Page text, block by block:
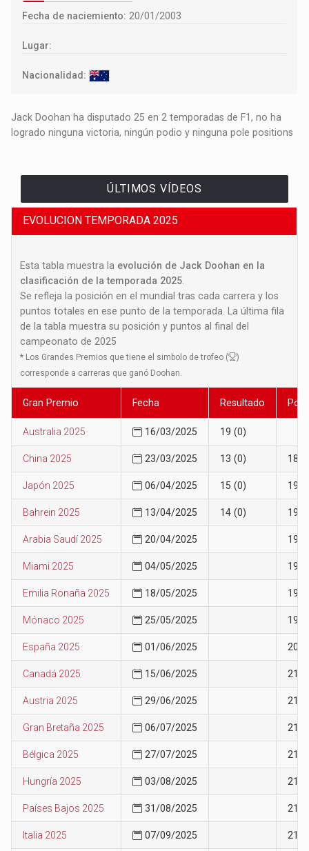
Fecha de naciemiento: 20/01/2003
Lugar:
Nacionalidad:
Jack Doohan ha disputado 25 en 2 temporadas de F1, no ha
logrado ninguna victoria, ningún podio y ninguna pole positions
ÚLTIMOS VÍDEOS
EVOLUCION TEMPORADA 2025
Esta tabla muestra la evolución de Jack Doohan en la
clasificación de la temporada 2025
Se refleja la posición en el mundial tras cada carrera y los
puntos totales en ese punto de la temporada. La última fila
de la tabla muestra su posición y puntos al final del
campeonato de 2025
* Los Grandes Premios que tiene el simbolo de trofeo (
)
corresponde a carreras que ganó Doohan.
Gran Premio Fecha Resultado
Australia 2025 16/03/2025 19 (0)
China 2025 23/03/2025 13 (0) 18
Japón 2025 06/04/2025 15 (0) 19
Bahrein 2025 13/04/2025 14 (0) 19
Arabia Saudí 2025 20/04/2025 19
Miami 2025 04/05/2025 19
Emilia Ronaña 2025 18/05/2025 19
Mónaco 2025 25/05/2025 19
España 2025 01/06/2025 20
Canadá 2025 15/06/2025 21
Austria 2025 29/06/2025 21
Gran Bretaña 2025 06/07/2025 21
Bélgica 2025 27/07/2025 21
Hungría 2025 03/08/2025 21
Países Bajos 2025 31/08/2025 21
Italia 2025 07/09/2025 21